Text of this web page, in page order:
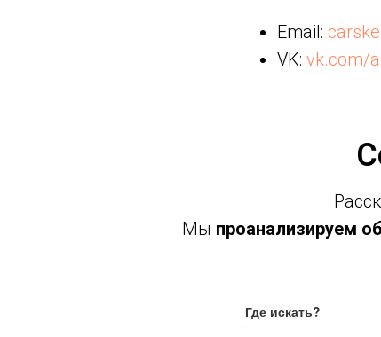
Email:
VK: vk.com/
Мы проанализируем
Где искать?